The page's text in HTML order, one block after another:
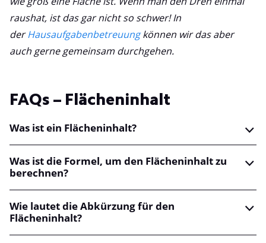
raushat, ist das gar nicht so schwer! In
derHausaufgabenbetreuungkönnen wir das aber
auch gerne gemeinsam durchgehen.
FAQs – Flächeninhalt
Was ist ein Flächeninhalt?
Was ist die Formel, um den Flächeninhalt zu
berechnen?
Wie lautet die Abkürzung für den
Flächeninhalt?